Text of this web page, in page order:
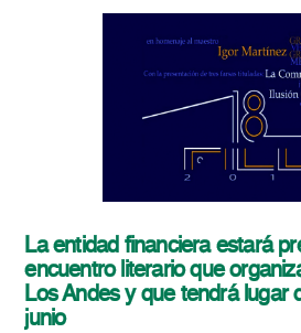
La entidad financiera estará
encuentro literario que
Los Andes y que tendrá lugar
junio